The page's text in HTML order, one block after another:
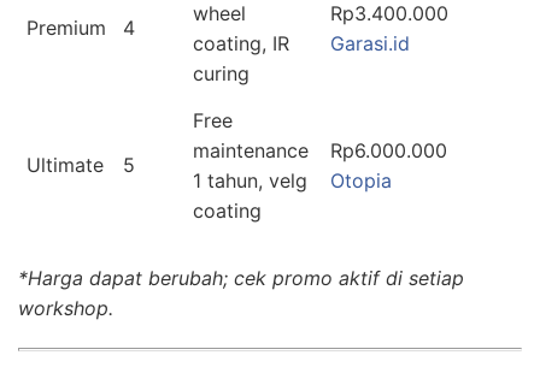
Premium 4
wheel
coating, IR
curing
Rp3.400.000
Garasi.id
Ultimate 5
Free
maintenance
1 tahun, velg
coating
Rp6.000.000
Otopia
*Harga dapat berubah; cek promo aktif di setiap
workshop.